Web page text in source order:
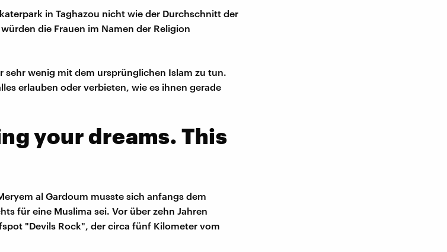
in Taghazou nicht wie der Durchschnitt der
die Frauen im Namen der Religion
sehr wenig mit dem ursprünglichen Islam zu tun.
erlauben oder verbieten, wie es ihnen gerade
your dreams. This
al Gardoum musste sich anfangs dem
für eine Muslima sei. Vor über zehn Jahren
"Devils Rock", der circa fünf Kilometer vom